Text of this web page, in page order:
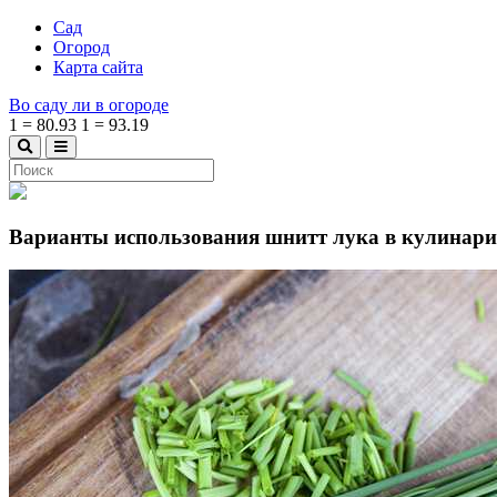
Сад
Огород
Карта сайта
Во саду ли в огороде
1 = 80.93 1 = 93.19
Варианты использования шнитт лука в